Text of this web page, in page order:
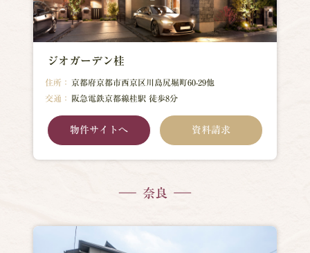
ジオガーデン桂
住所：
京都府京都市西京区川島尻堀町60-29他
交通：
阪急電鉄京都線桂駅 徒歩8分
物件サイトへ 資料請求
奈良